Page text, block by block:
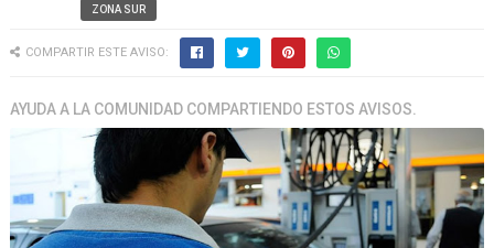
ZONA SUR
COMPARTIR ESTE AVISO:
AYUDA A LA COMUNIDAD COMPARTIENDO ESTOS AVISOS.